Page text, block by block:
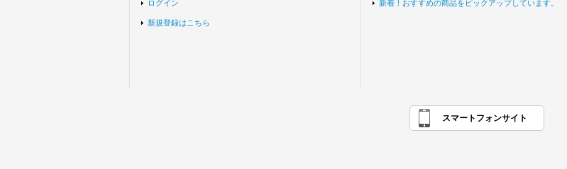
ログイン
新規登録はこちら
新着！おすすめの商品をピックアップしています。
スマートフォンサイト